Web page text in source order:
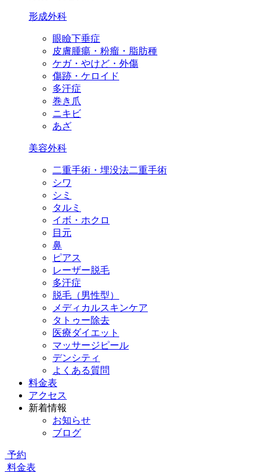
形成外科
眼瞼下垂症
皮膚腫瘍・粉瘤・脂肪種
ケガ・やけど・外傷
傷跡・ケロイド
多汗症
巻き爪
ニキビ
あざ
美容外科
二重手術・埋没法二重手術
シワ
シミ
タルミ
イボ・ホクロ
目元
鼻
ピアス
レーザー脱毛
多汗症
脱毛（男性型）
メディカルスキンケア
タトゥー除去
医療ダイエット
マッサージピール
デンシティ
よくある質問
料金表
アクセス
新着情報
お知らせ
ブログ
予約
料金表